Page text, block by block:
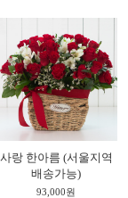
사랑 한아름 (서울지역
배송가능)
93,000원